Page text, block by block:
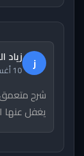
ز زياد
10 أغسطس 2025
شرح
يغفل عنها